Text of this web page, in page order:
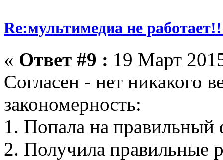
Re:мультимедиа не
« Ответ #9 : 19 Март
Согласен - нет никакого
закономерность:
1. Попала на правильный
2. Получила правильные